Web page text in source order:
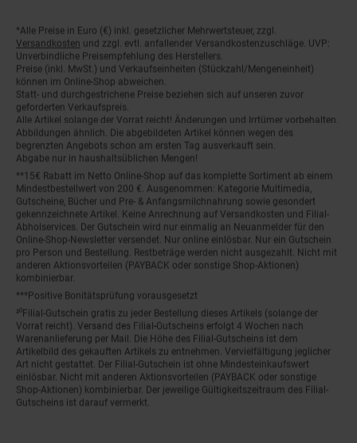
Fußnoten
*Alle Preise in Euro (€) inkl. gesetzlicher Mehrwertsteuer, zzgl.
Versandkosten und zzgl. evtl. anfallender Versandkostenzuschläge. UVP:
Unverbindliche Preisempfehlung des Herstellers.
Preise (inkl. MwSt.) und Verkaufseinheiten (Stückzahl/Mengeneinheit)
können im Online-Shop abweichen.
Statt- und durchgestrichene Preise beziehen sich auf unseren zuvor
geforderten Verkaufspreis.
Alle Artikel solange der Vorrat reicht! Änderungen und Irrtümer vorbehalten.
Abbildungen ähnlich. Die abgebildeten Artikel können wegen des
begrenzten Angebots schon am ersten Tag ausverkauft sein.
Abgabe nur in haushaltsüblichen Mengen!
**15€ Rabatt im Netto Online-Shop auf das komplette Sortiment ab einem
Mindestbestellwert von 200 €. Ausgenommen: Kategorie Multimedia,
Gutscheine, Bücher und Pre- & Anfangsmilchnahrung sowie gesondert
gekennzeichnete Artikel. Keine Anrechnung auf Versandkosten und Filial-
Abholservices. Der Gutschein wird nur einmalig an Neuanmelder für den
Online-Shop-Newsletter versendet. Nur online einlösbar. Nur ein Gutschein
pro Person und Bestellung. Restbeträge werden nicht ausgezahlt. Nicht mit
anderen Aktionsvorteilen (PAYBACK oder sonstige Shop-Aktionen)
kombinierbar.
***Positive Bonitätsprüfung vorausgesetzt
²⁰Filial-Gutschein gratis zu jeder Bestellung dieses Artikels (solange der
Vorrat reicht). Versand des Filial-Gutscheins erfolgt 4 Wochen nach
Warenanlieferung per Mail. Die Höhe des Filial-Gutscheins ist dem
Artikelbild des gekauften Artikels zu entnehmen. Vervielfältigung jeglicher
Art nicht gestattet. Der Filial-Gutschein ist ohne Mindesteinkaufswert
einlösbar. Nicht mit anderen Aktionsvorteilen (PAYBACK oder sonstige
Shop-Aktionen) kombinierbar. Der jeweilige Gültigkeitszeitraum des Filial-
Gutscheins ist darauf vermerkt.